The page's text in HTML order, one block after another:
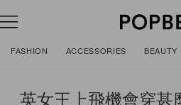
FASHION ACCESSORIES BEAUTY
英女王上飛機會穿甚